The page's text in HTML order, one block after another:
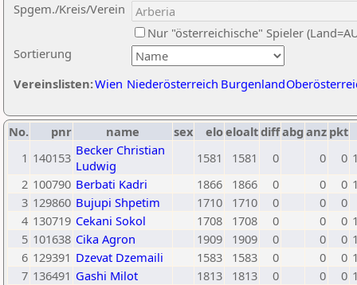
Sortierung
Spgem./Kreis/Verein
Nur "österreichische" Spieler
Vereinslisten:Wien Niederösterreich Burgenland
No. pnr name sex eloeloaltdiffabg anz pkt
1 140153 Becker Christian
Ludwig
1581 1581 0 0 0
2 100790 Berbati Kadri 1866 1866 0 0 0
3 129860 Bujupi Shpetim 1710 1710 0 0
0
4 130719 Cekani Sokol 1708 1708 0 0 0
5 101638 Cika Agron 1909 1909 0 0 0
6 129391 Dzevat Dzemaili 1583 1583 0 0 0
7 136491 Gashi Milot 1813 1813 0 0 0